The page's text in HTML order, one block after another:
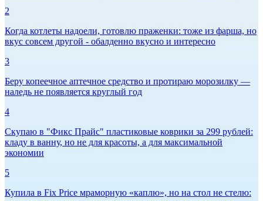
2
Когда котлеты надоели, готовлю праженки: тоже из фарша, но
вкус совсем другой - обалденно вкусно и интересно
3
Беру копеечное аптечное средство и протираю морозилку —
наледь не появляется круглый год
4
Скупаю в "Фикс Прайс" пластиковые коврики за 299 рублей:
кладу в ванну, но не для красоты, а для максимальной
экономии
5
Купила в Fix Price мраморную «каплю», но на стол не стелю: